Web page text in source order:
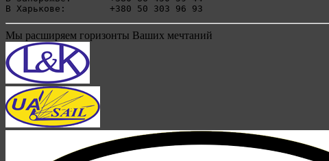
Мы расширяем горизонты Ваших мечтаний